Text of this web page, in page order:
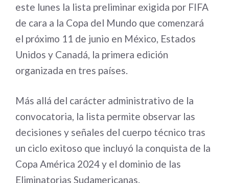
este lunes la lista preliminar exigida por FIFA
de cara a la Copa del Mundo que comenzará
el próximo 11 de junio en México, Estados
Unidos y Canadá, la primera edición
organizada en tres países.
Más allá del carácter administrativo de la
convocatoria, la lista permite observar las
decisiones y señales del cuerpo técnico tras
un ciclo exitoso que incluyó la conquista de la
Copa América 2024 y el dominio de las
Eliminatorias Sudamericanas.